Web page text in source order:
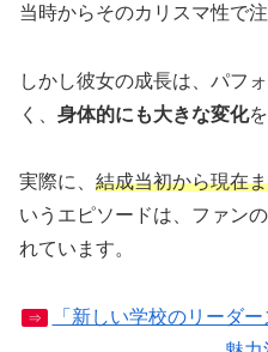
当時からそのカリスマ性で
しかし彼女の成長は、パフ
く、 身体的にも大きな変化
実際に、 結成当初から現在
いうエピソードは、ファン
れています。
⇒
「新しい学校のリーダ